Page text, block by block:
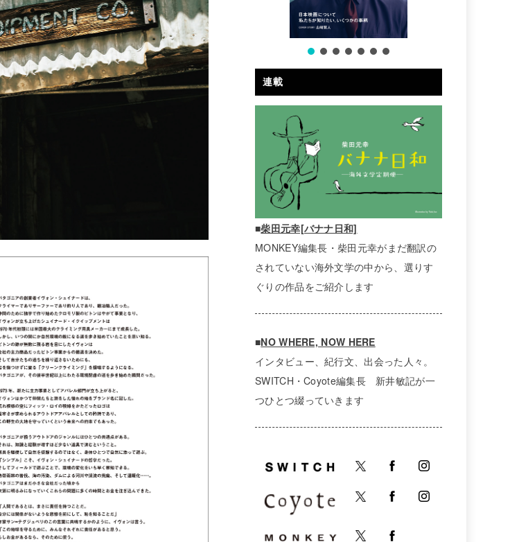
連載
■柴田元幸[バナナ日和]
MONKEY編集長・柴田元幸がまだ翻訳の
されていない海外文学の中から、選りす
ぐりの作品をご紹介します
■NO WHERE, NOW HERE
インタビュー、紀行文、出会った人々。
SWITCH・Coyote編集長 新井敏記が一
つひとつ綴っていきます